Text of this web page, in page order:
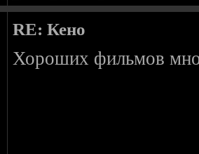
RE: Кено
Хороших фильмов